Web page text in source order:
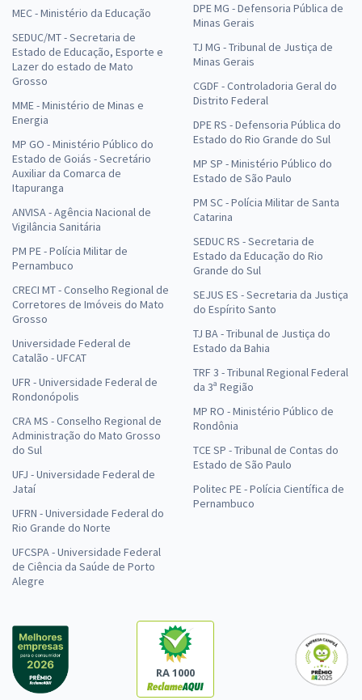
MEC - Ministério da Educação
SEDUC/MT - Secretaria de
Estado de Educação, Esporte e
Lazer do estado de Mato
Grosso
MME - Ministério de Minas e
Energia
MP GO - Ministério Público do
Estado de Goiás - Secretário
Auxiliar da Comarca de
Itapuranga
ANVISA - Agência Nacional de
Vigilância Sanitária
PM PE - Polícia Militar de
Pernambuco
CRECI MT - Conselho Regional de
Corretores de Imóveis do Mato
Grosso
Universidade Federal de
Catalão - UFCAT
UFR - Universidade Federal de
Rondonópolis
CRA MS - Conselho Regional de
Administração do Mato Grosso
do Sul
UFJ - Universidade Federal de
Jataí
UFRN - Universidade Federal do
Rio Grande do Norte
UFCSPA - Universidade Federal
de Ciência da Saúde de Porto
Alegre
DPE MG - Defensoria Pública de
Minas Gerais
TJ MG - Tribunal de Justiça de
Minas Gerais
CGDF - Controladoria Geral do
Distrito Federal
DPE RS - Defensoria Pública do
Estado do Rio Grande do Sul
MP SP - Ministério Público do
Estado de São Paulo
PM SC - Polícia Militar de Santa
Catarina
SEDUC RS - Secretaria de
Estado da Educação do Rio
Grande do Sul
SEJUS ES - Secretaria da Justiça
do Espírito Santo
TJ BA - Tribunal de Justiça do
Estado da Bahia
TRF 3 - Tribunal Regional Federal
da 3ª Região
MP RO - Ministério Público de
Rondônia
TCE SP - Tribunal de Contas do
Estado de São Paulo
Politec PE - Polícia Científica de
Pernambuco
RA 1000